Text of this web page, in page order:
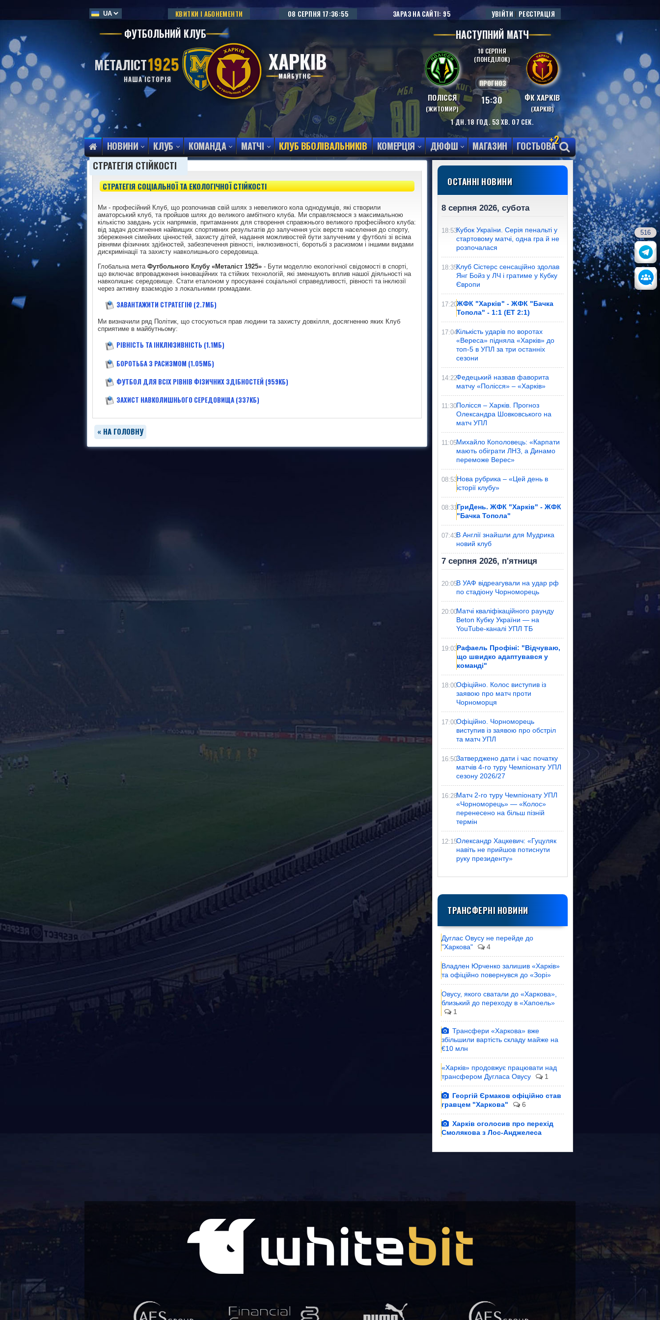
ФУТБОЛЬНИЙ КЛУБ
МЕТАЛІСТ
НАША ІСТОРІЯ
ХАРКІВ
МАЙБУТНЄ
КВИТКИ І АБОНЕМЕНТИ 08 СЕРПНЯ 17:36:56 ЗАРАЗ НА САЙТІ: 95 УВІЙТИ | РЕЄСТРАЦІЯ
НАСТУПНИЙ МАТЧ
10 СЕРПНЯ
(ПОНЕДІЛОК)
ПОЛІССЯ
(ЖИТОМИР)
ПРОГНОЗ
15:30 ФК ХАРКІВ
(ХАРКІВ)
1ДН.18 ГОД. 53ХВ. 06 СЕК.
516
НОВИНИ КЛУБ КОМАНДА МАТЧІ КЛУБ ВБОЛІВАЛЬНИКІВ КОМЕРЦІЯ ДЮФШ МАГАЗИН ГОСТЬОВА
+2
СТРАТЕГІЯ СТІЙКОСТІ
СТРАТЕГІЯ СОЦІАЛЬНОЇ ТА ЕКОЛОГІЧНОЇ СТІЙКОСТІ
Ми - професійний Клуб, що розпочинав свій шлях з невеликого кола однодумців, які створили
аматорський клуб, та пройшов шлях до великого амбітного клуба. Ми справляємося з максимальною
кількістю завдань усіх напрямків, притаманних для створення справжнього великого професійного клуба:
від задач досягнення найвищих спортивних результатів до залучення усіх верств населення до спорту,
збереження сімейних цінностей, захисту дітей, надання можливостей бути залученим у футболі зі всіма
рівнями фізичних здібностей, забезпечення рівності, інклюзивності, боротьбі з расизмом і іншими видами
дискримінації та захисту навколишнього середовища.
Глобальна мета Футбольного Клубу «Металіст 1925» - Бути моделлю екологічної свідомості в спорті,
що включає впровадження інноваційних та стійких технологій, які зменшують вплив нашої діяльності на
навколишнє середовище. Стати еталоном у просуванні соціальної справедливості, рівності та інклюзії
через активну взаємодію з локальними громадами.
ЗАВАНТАЖИТИ СТРАТЕГІЮ (2.7МБ)
Ми визначили ряд Політик, що стосуються прав людини та захисту довкілля, досягненню яких Клуб
сприятиме в майбутньому:
РІВНІСТЬ ТА ІНКЛЮЗИВНІСТЬ (1.1МБ)
БОРОТЬБА З РАСИЗМОМ (1.05МБ)
ФУТБОЛ ДЛЯ ВСІХ РІВНІВ ФІЗИЧНИХ ЗДІБНОСТЕЙ (959КБ)
ЗАХИСТ НАВКОЛИШНЬОГО СЕРЕДОВИЩА (337КБ)
« НА ГОЛОВНУ
ОСТАННІ НОВИНИ
8 серпня 2026, субота
18:53Кубок України. Серія пенальті у
стартовому матчі, одна гра й не
розпочалася
18:35Клуб Сістерс сенсаційно здолав
Янг Бойз у ЛЧ і гратиме у Кубку
Європи
17:20ЖФК "Харків" - ЖФК "Бачка
Топола" - 1:1 (ЕТ 2:1)
17:04Кількість ударів по воротах
«Вереса» підняла «Харків» до
топ-5 в УПЛ за три останніх
сезони
14:22Федецький назвав фаворита
матчу «Полісся» – «Харків»
11:30Полісся – Харків. Прогноз
Олександра Шовковського на
матч УПЛ
11:05Михайло Кополовець: «Карпати
мають обіграти ЛНЗ, а Динамо
переможе Верес»
08:53Нова рубрика – «Цей день в
історії клубу»
08:31ГриДень. ЖФК "Харків" - ЖФК
"Бачка Топола"
07:43В Англії знайшли для Мудрика
новий клуб
7 серпня 2026, п'ятниця
20:05В УАФ відреагували на удар рф
по стадіону Чорноморець
20:00Матчі кваліфікаційного раунду
Beton Кубку України — на
YouTube-каналі УПЛ ТБ
19:03Рафаель Профіні: "Відчуваю,
що швидко адаптувався у
команді"
18:00Офіційно. Колос виступив із
заявою про матч проти
Чорноморця
17:00Офіційно. Чорноморець
виступив із заявою про обстріл
та матч УПЛ
16:50Затверджено дати і час початку
матчів 4-го туру Чемпіонату УПЛ
сезону 2026/27
16:28Матч 2-го туру Чемпіонату УПЛ
«Чорноморець» — «Колос»
перенесено на більш пізній
термін
12:15Олександр Хацкевич: «Гуцуляк
навіть не прийшов потиснути
руку президенту»
ТРАНСФЕРНІ НОВИНИ
Дуглас Овусу не перейде до
"Харкова"
4
Владлен Юрченко залишив «Харків»
та офіційно повернувся до «Зорі»
Овусу, якого сватали до «Харкова»,
близький до переходу в «Хапоель»
1
Трансфери «Харкова» вже
збільшили вартість складу майже на
€10 млн
«Харків» продовжує працювати над
трансфером Дугласа Овусу
1
Георгій Єрмаков офіційно став
гравцем "Харкова"
6
Харків оголосив про перехід
Смолякова з Лос-Анджелеса